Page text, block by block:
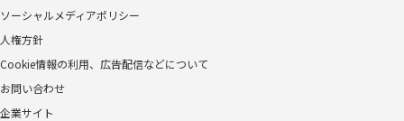
ソーシャルメディアポリシー
人権方針
Cookie情報の利用、広告配信などについて
お問い合わせ
企業サイト